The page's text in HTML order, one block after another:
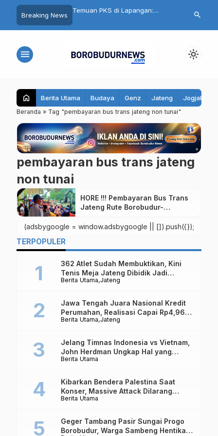
Breaking News
Santri Al Hidayat
Edukasi Remaja
Temuan PKS di Lapangan:
Terlambat, Kain Kaku hingga Ada
Cuma
Mall
search
menu light_mode
home Berita Utama Budaya Genz Jateng Jogjakarta
Beranda » Tag "pembayaran bus trans jateng non tunai"
pembayaran bus trans jateng
non tunai
HORE !!! Pembayaran Bus Trans
Jateng Rute Borobudur-
(adsbygoogle = window.adsbygoogle || []).push({});
TERPOPULER
Berita Utama Jateng
362 Atlet Sudah Membuktikan, Kini
Tenis Meja Jateng Dibidik Jadi
Kekuatan Nasional
Berita Utama Jateng
Jawa Tengah Juara Nasional Kredit
Perumahan, Realisasi Capai Rp4,96
Triliun
Berita Utama
Jelang Timnas Indonesia vs Vietnam,
John Herdman Ungkap Hal yang
Dipertaruhkan
Berita Utama
Kibarkan Bendera Palestina Saat
Konser, Massive Attack Dilarang
Masuk Singapura Lagi
Geger Tambang Pasir Sungai Progo
Borobudur, Warga Sambeng Hentikan